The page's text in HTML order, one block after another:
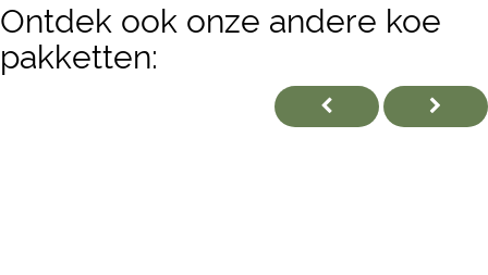
Ontdek ook onze andere koe
pakketten: